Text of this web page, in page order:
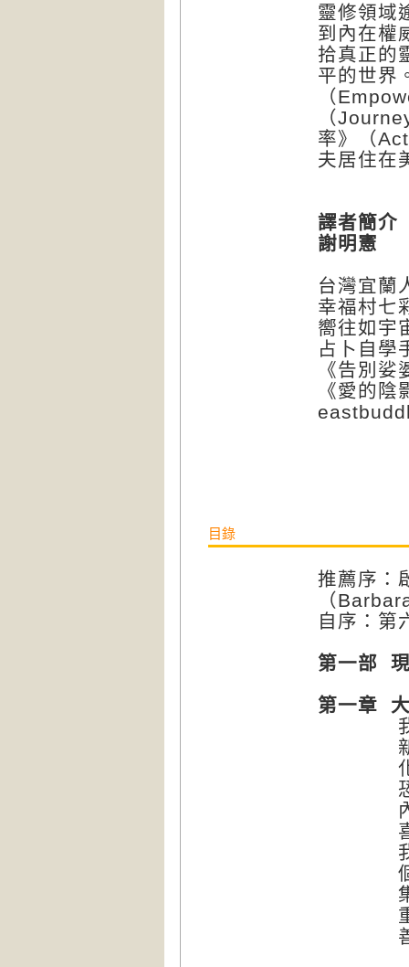
靈修領域
到內在權
拾真正的
平的世界
（
（
率》（
夫居住在
譯者簡介
謝明憲
台灣宜蘭
幸福村七
嚮往如宇
占卜自學
《告別
《愛的
目錄
推薦序：
（
自序：第
第一部
第一章
我們的
新的神
化身、
恐懼
內在
喜悅
我們
個人
集體
重新
善用